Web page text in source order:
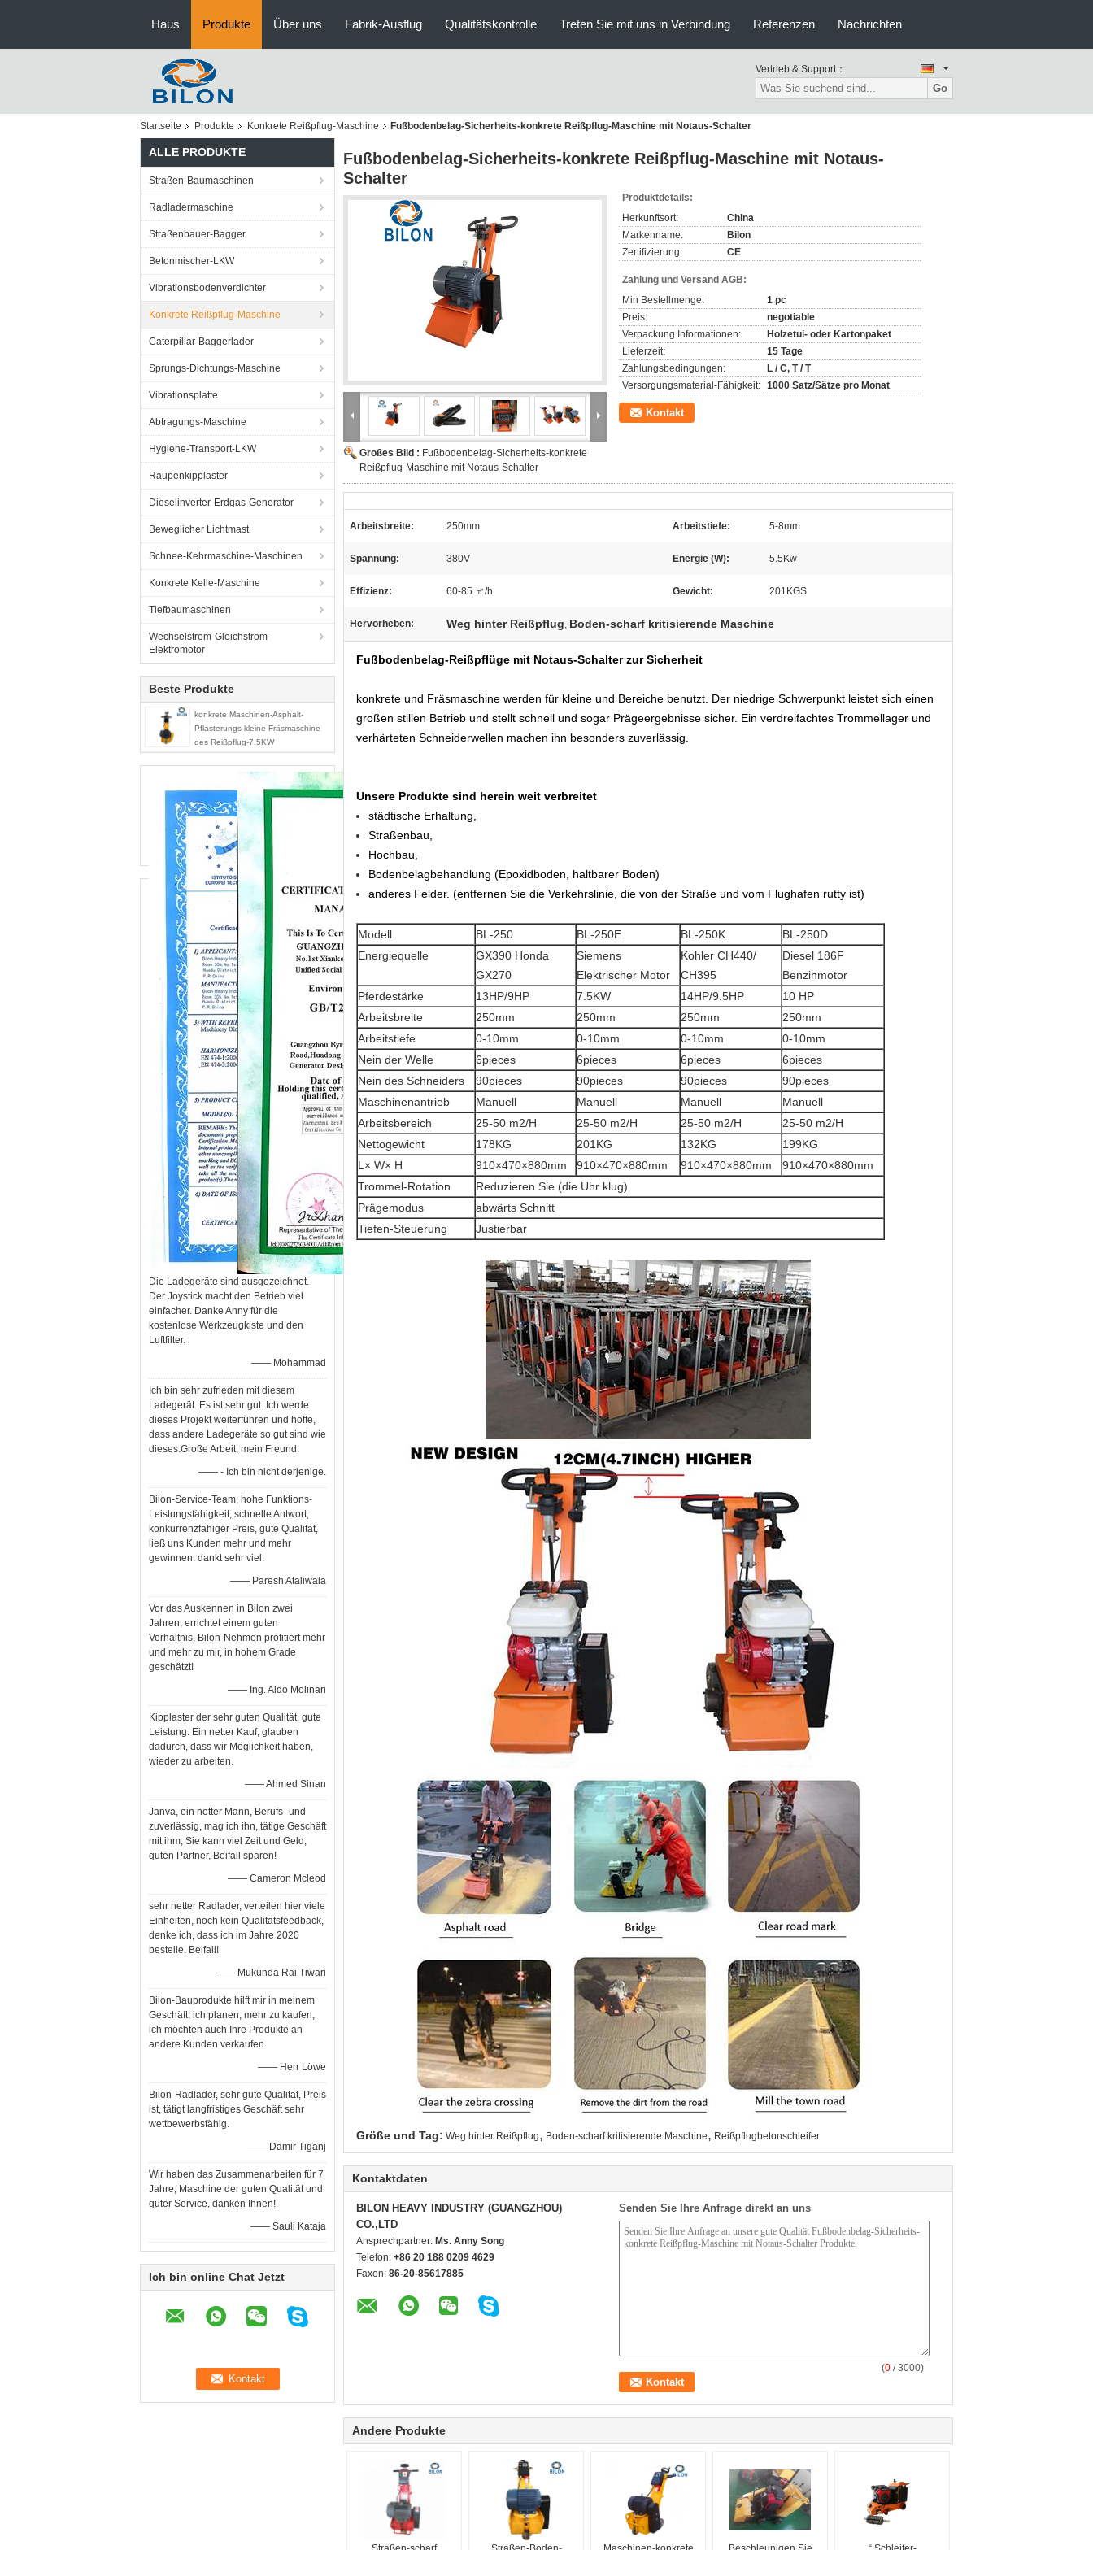
Haus Produkte Über uns Fabrik-Ausflug Qualitätskontrolle Treten Sie mit uns in Verbindung Referenzen Nachrichten
Vertrieb & Support：
Go
Startseite Produkte Konkrete Reißpflug-Maschine Fußbodenbelag-Sicherheits-konkrete Reißpflug-Maschine mit Notaus-Schalter
ALLE PRODUKTE
Straßen-Baumaschinen
Radladermaschine
Straßenbauer-Bagger
Betonmischer-LKW
Vibrationsbodenverdichter
Konkrete Reißpflug-Maschine
Caterpillar-Baggerlader
Sprungs-Dichtungs-Maschine
Vibrationsplatte
Abtragungs-Maschine
Hygiene-Transport-LKW
Raupenkipplaster
Dieselinverter-Erdgas-Generator
Beweglicher Lichtmast
Schnee-Kehrmaschine-Maschinen
Konkrete Kelle-Maschine
Tiefbaumaschinen
Wechselstrom-Gleichstrom-
Elektromotor
Beste Produkte
konkrete Maschinen-Asphalt-
Pflasterungs-kleine Fräsmaschine
des Reißpflug-7.5KW
Die Ladegeräte sind ausgezeichnet.
Der Joystick macht den Betrieb viel
einfacher. Danke Anny für die
kostenlose Werkzeugkiste und den
Luftfilter.
—— Mohammad
Ich bin sehr zufrieden mit diesem
Ladegerät. Es ist sehr gut. Ich werde
dieses Projekt weiterführen und hoffe,
dass andere Ladegeräte so gut sind wie
dieses.Große Arbeit, mein Freund.
—— - Ich bin nicht derjenige.
Bilon-Service-Team, hohe Funktions-
Leistungsfähigkeit, schnelle Antwort,
konkurrenzfähiger Preis, gute Qualität,
ließ uns Kunden mehr und mehr
gewinnen. dankt sehr viel.
—— Paresh Ataliwala
Vor das Auskennen in Bilon zwei
Jahren, errichtet einem guten
Verhältnis, Bilon-Nehmen profitiert mehr
und mehr zu mir, in hohem Grade
geschätzt!
—— Ing. Aldo Molinari
Kipplaster der sehr guten Qualität, gute
Leistung. Ein netter Kauf, glauben
dadurch, dass wir Möglichkeit haben,
wieder zu arbeiten.
—— Ahmed Sinan
Janva, ein netter Mann, Berufs- und
zuverlässig, mag ich ihn, tätige Geschäft
mit ihm, Sie kann viel Zeit und Geld,
guten Partner, Beifall sparen!
—— Cameron Mcleod
sehr netter Radlader, verteilen hier viele
Einheiten, noch kein Qualitätsfeedback,
denke ich, dass ich im Jahre 2020
bestelle. Beifall!
—— Mukunda Rai Tiwari
Bilon-Bauprodukte hilft mir in meinem
Geschäft, ich planen, mehr zu kaufen,
ich möchten auch Ihre Produkte an
andere Kunden verkaufen.
—— Herr Löwe
Bilon-Radlader, sehr gute Qualität, Preis
ist, tätigt langfristiges Geschäft sehr
wettbewerbsfähig.
—— Damir Tiganj
Wir haben das Zusammenarbeiten für 7
Jahre, Maschine der guten Qualität und
guter Service, danken Ihnen!
—— Sauli Kataja
Ich bin online Chat Jetzt
Fußbodenbelag-Sicherheits-konkrete Reißpflug-Maschine mit Notaus-
Schalter
Großes Bild : Fußbodenbelag-Sicherheits-konkrete
Reißpflug-Maschine mit Notaus-Schalter
Produktdetails:
Herkunftsort:
China
Markenname:
Bilon
Zertifizierung:
CE
Zahlung und Versand AGB:
Min Bestellmenge:
1 pc
Preis:
negotiable
Verpackung Informationen:
Holzetui- oder Kartonpaket
Lieferzeit:
15 Tage
Zahlungsbedingungen:
L / C, T / T
Versorgungsmaterial-Fähigkeit: 1000 Satz/Sätze pro Monat
Kontakt
Arbeitsbreite: 250mm Arbeitstiefe: 5-8mm
Spannung: 380V Energie (W): 5.5Kw
Effizienz: 60-85 ㎡/h Gewicht: 201KGS
Hervorheben: Weg hinter Reißpflug, Boden-scharf kritisierende Maschine
Fußbodenbelag-Reißpflüge mit Notaus-Schalter zur Sicherheit
konkrete und Fräsmaschine werden für kleine und Bereiche benutzt. Der niedrige Schwerpunkt leistet sich einen
großen stillen Betrieb und stellt schnell und sogar Prägeergebnisse sicher. Ein verdreifachtes Trommellager und
verhärteten Schneiderwellen machen ihn besonders zuverlässig.
Unsere Produkte sind herein weit verbreitet
städtische Erhaltung,
Straßenbau,
Hochbau,
Bodenbelagbehandlung (Epoxidboden, haltbarer Boden)
anderes Felder. (entfernen Sie die Verkehrslinie, die von der Straße und vom Flughafen rutty ist)
Modell BL-250 BL-250E BL-250K
BL-250D
Energiequelle
GX390 Honda
GX270
Siemens
Elektrischer Motor
Kohler CH440/
CH395
Diesel 186F
Benzinmotor
Pferdestärke
13HP/9HP 7.5KW 14HP/9.5HP
10 HP
Arbeitsbreite
250mm 250mm 250mm
250mm
Arbeitstiefe
0-10mm 0-10mm 0-10mm
0-10mm
Nein der Welle
6pieces 6pieces 6pieces
6pieces
Nein des Schneiders
90pieces 90pieces 90pieces
90pieces
Maschinenantrieb
Manuell Manuell Manuell
Manuell
Arbeitsbereich
25-50 m2/H 25-50 m2/H 25-50 m2/H
25-50 m2/H
Nettogewicht
178KG 201KG 132KG
199KG
L× W× H
910×470×880mm 910×470×880mm 910×470×880mm
910×470×880mm
Trommel-Rotation
Reduzieren Sie (die Uhr klug)
Prägemodus
abwärts Schnitt
Tiefen-Steuerung
Justierbar
Größe und Tag: Weg hinter Reißpflug, Boden-scharf kritisierende Maschine, Reißpflugbetonschleifer
Kontaktdaten
BILON HEAVY INDUSTRY (GUANGZHOU)
CO.,LTD
Ansprechpartner: Ms. Anny Song
Telefon: +86 20 188 0209 4629
Faxen: 86-20-85617885
Senden Sie Ihre Anfrage direkt an uns
(0 / 3000)
Andere Produkte